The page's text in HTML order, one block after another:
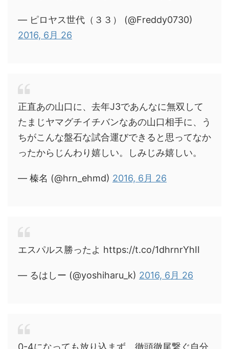
— ピロヤス世代（３３） (@Freddy0730)
2016, 6月 26
正直あの山口に、去年J3であんなに無双して
たまじヤマグチイチバンなあの山口相手に、う
ちがこんな盤石な試合運びできると思ってなか
ったからじんわり嬉しい。しみじみ嬉しい。
— 榛名 (@hrn_ehmd) 2016, 6月 26
エスパルス勝ったよ https://t.co/1dhrnrYhII
— るはしー (@yoshiharu_k) 2016, 6月 26
0-4になっても放り込まず、徹頭徹尾繋ぐ自分